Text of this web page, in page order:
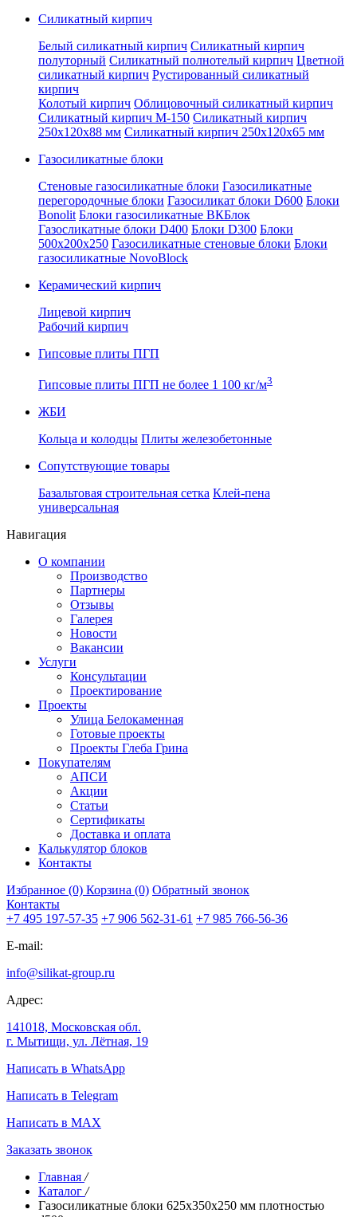
Силикатный кирпич
Белый силикатный кирпич Силикатный кирпич
полуторный Силикатный полнотелый кирпич Цветной
силикатный кирпич Рустированный силикатный
кирпич
Колотый кирпич Облицовочный силикатный кирпич
Силикатный кирпич М-150 Силикатный кирпич
250x120x88 мм Силикатный кирпич 250x120x65 мм
Газосиликатные блоки
Стеновые газосиликатные блоки Газосиликатные
перегородочные блоки Газосиликат блоки D600 Блоки
Bonolit Блоки газосиликатные ВКБлок
Газосликатные блоки D400 Блоки D300 Блоки
500x200x250 Газосиликатные стеновые блоки Блоки
газосиликатные NovoBlock
Керамический кирпич
Лицевой кирпич
Рабочий кирпич
Гипсовые плиты ПГП
Гипсовые плиты ПГП не более 1 100 кг/м3
ЖБИ
Кольца и колодцы Плиты железобетонные
Сопутствующие товары
Базальтовая строительная сетка Клей-пена
универсальная
Навигация
О компании
Производство
Партнеры
Отзывы
Галерея
Новости
Вакансии
Услуги
Консультации
Проектирование
Проекты
Улица Белокаменная
Готовые проекты
Проекты Глеба Грина
Покупателям
АПСИ
Акции
Статьи
Сертификаты
Доставка и оплата
Калькулятор блоков
Контакты
Избранное (0) Корзина (0) Обратный звонок
Контакты
+7 495 197-57-35 +7 906 562-31-61 +7 985 766-56-36
E-mail:
info@silikat-group.ru
Адрес:
141018, Московская обл.
г. Мытищи, ул. Лётная, 19
Написать в WhatsApp
Написать в Telegram
Написать в MAX
Заказать звонок
Главная /
Каталог /
Газосиликатные блоки 625х350х250 мм плотностью